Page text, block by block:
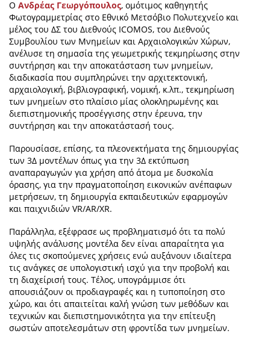
Ο Ανδρέας Γεωργόπουλος, ομότιμος καθηγητής
Φωτογραμμετρίας στο Εθνικό Μετσόβιο Πολυτεχνείο και
μέλος του ΔΣ του Διεθνούς ICOMOS, του Διεθνούς
Συμβουλίου των Μνημείων και Αρχαιολογικών Χώρων,
ανέλυσε τη σημασία της γεωμετρικής τεκμηρίωσης στην
συντήρηση και την αποκατάσταση των μνημείων,
διαδικασία που συμπληρώνει την αρχιτεκτονική,
αρχαιολογική, βιβλιογραφική, νομική, κ.λπ., τεκμηρίωση
των μνημείων στο πλαίσιο μίας ολοκληρωμένης και
διεπιστημονικής προσέγγισης στην έρευνα, την
συντήρηση και την αποκατάστασή τους.
Παρουσίασε, επίσης, τα πλεονεκτήματα της δημιουργίας
των 3Δ μοντέλων όπως για την 3Δ εκτύπωση
αναπαραγωγών για χρήση από άτομα με δυσκολία
όρασης, για την πραγματοποίηση εικονικών ανέπαφων
μετρήσεων, τη δημιουργία εκπαιδευτικών εφαρμογών
και παιχνιδιών VR/AR/XR.
Παράλληλα, εξέφρασε ως προβληματισμό ότι τα πολύ
υψηλής ανάλυσης μοντέλα δεν είναι απαραίτητα για
όλες τις σκοπούμενες χρήσεις ενώ αυξάνουν ιδιαίτερα
τις ανάγκες σε υπολογιστική ισχύ για την προβολή και
τη διαχείρισή τους. Τέλος, υπογράμμισε ότι
απουσιάζουν οι προδιαγραφές και η τυποποίηση στο
χώρο, και ότι απαιτείται καλή γνώση των μεθόδων και
τεχνικών και διεπιστημονικότητα για την επίτευξη
σωστών αποτελεσμάτων στη φροντίδα των μνημείων.